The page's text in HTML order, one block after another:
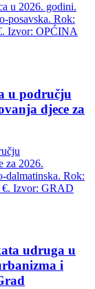
u 2026. godini.
posavska. Rok:
Izvor: OPĆINA
u području
djece za
za 2026.
dalmatinska. Rok:
€. Izvor: GRAD
udruga u
i